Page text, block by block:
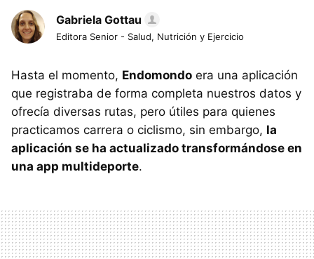
Gabriela Gottau
Editora Senior - Salud, Nutrición y Ejercicio
Hasta el momento, Endomondo era una aplicación
que registraba de forma completa nuestros datos y
ofrecía diversas rutas, pero útiles para quienes
practicamos carrera o ciclismo, sin embargo, la
aplicación se ha actualizado transformándose en
una app multideporte.